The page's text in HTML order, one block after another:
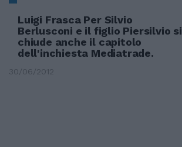
Luigi Frasca Per Silvio
Berlusconi e il figlio Piersilvio si
chiude anche il capitolo
dell'inchiesta Mediatrade.
30/06/2012